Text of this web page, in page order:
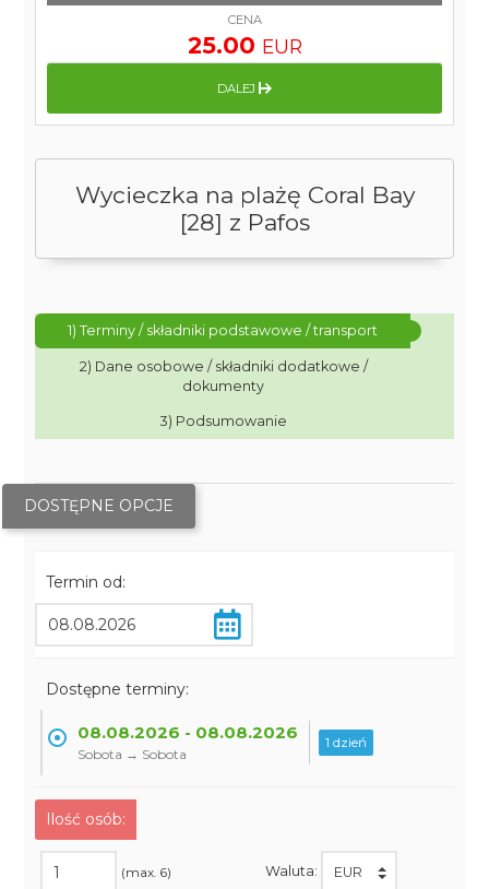
Wycieczka na plażę Coral Bay
[28] z Pafos
1) Terminy / składniki podstawowe / transport
2) Dane osobowe / składniki dodatkowe /
dokumenty
3) Podsumowanie
DOSTĘPNE OPCJE
Termin od:
Dostępne terminy:
08.08.2026 - 08.08.2026
Sobota → Sobota
1 dzień
Ilość osób:
(max. 6) Waluta:
CENA
25.00 EUR
DALEJ